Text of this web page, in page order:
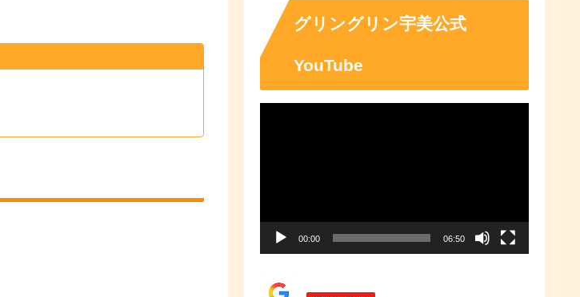
応援したい地域に簡単・便利にふ
るさと納税で寄付ができます。
グリングリン宇美公式
YouTube
00:00 06:50